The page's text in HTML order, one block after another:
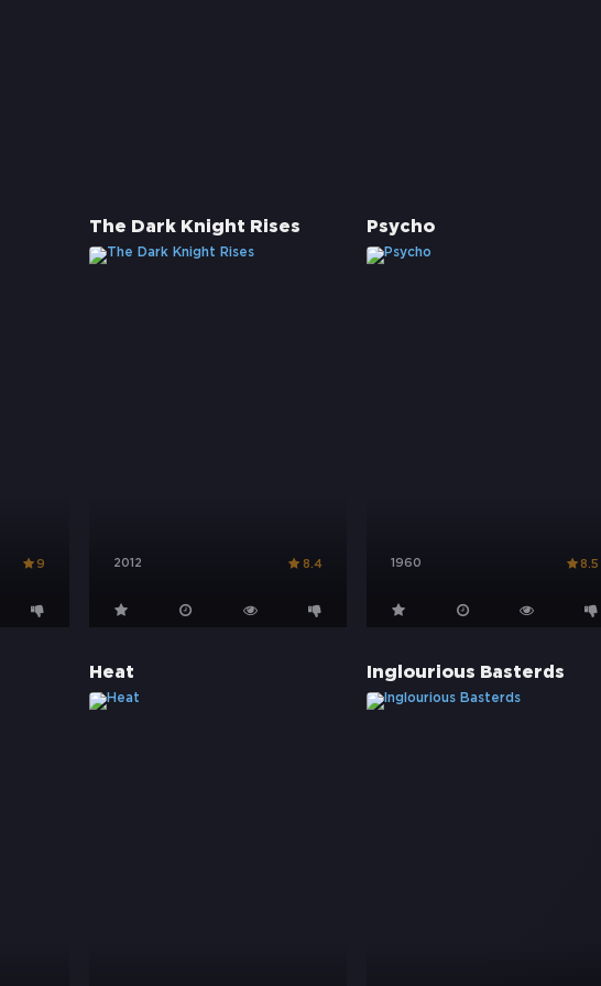
9
The Dark Knight Rises
2012 8.4
Psycho
1960 8.5
Heat Inglourious Basterds